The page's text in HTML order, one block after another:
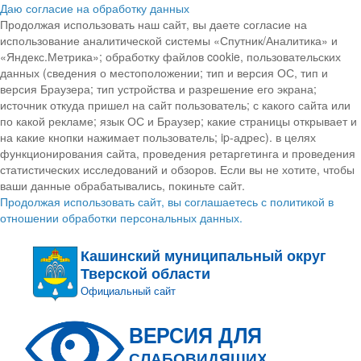
Даю согласие на обработку данных
Продолжая использовать наш сайт, вы даете согласие на
использование аналитической системы «Спутник/Аналитика» и
«Яндекс.Метрика»; обработку файлов cookie, пользовательских
данных (сведения о местоположении; тип и версия ОС, тип и
версия Браузера; тип устройства и разрешение его экрана;
источник откуда пришел на сайт пользователь; с какого сайта или
по какой рекламе; язык ОС и Браузер; какие страницы открывает и
на какие кнопки нажимает пользователь; ip-адрес). в целях
функционирования сайта, проведения ретаргетинга и проведения
статистических исследований и обзоров. Если вы не хотите, чтобы
ваши данные обрабатывались, покиньте сайт.
Продолжая использовать сайт, вы соглашаетесь с политикой в
отношении обработки персональных данных.